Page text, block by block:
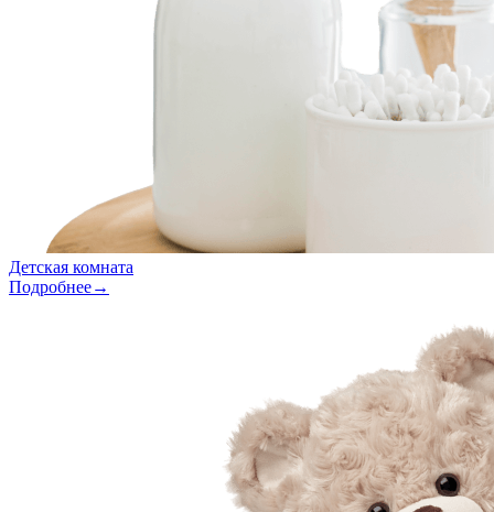
Детская комната
Подробнее→